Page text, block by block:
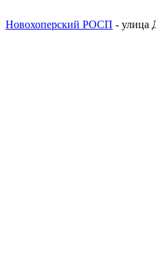
Новохоперский РОСП - улица